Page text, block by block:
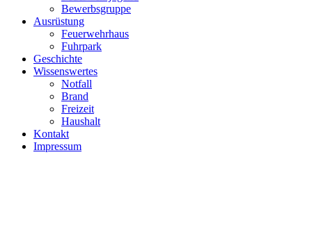
Bewerbsgruppe
Ausrüstung
Feuerwehrhaus
Fuhrpark
Geschichte
Wissenswertes
Notfall
Brand
Freizeit
Haushalt
Kontakt
Impressum